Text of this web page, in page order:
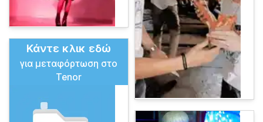
Κάντε κλικ εδώ
για μεταφόρτωση στο
Tenor